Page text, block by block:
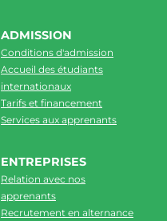
ADMISSION
Conditions d'admission
Accueil des étudiants
internationaux
Tarifs et financement
Services aux apprenants
ENTREPRISES
Relation avec nos
apprenants
Recrutement en alternance